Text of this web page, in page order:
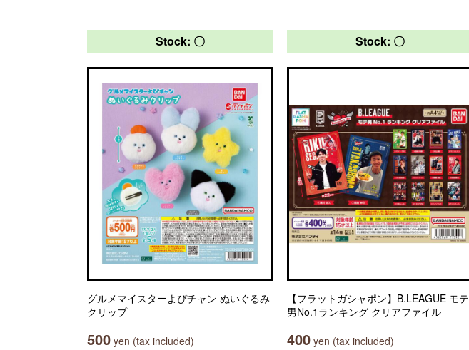
Stock: 〇
グルメマイスターよぴチャン ぬいぐるみ
クリップ
500 yen (tax included)
Stock: 〇
【フラットガシャポン】B.LEAGUE モテ
男No.1ランキング クリアファイル
400 yen (tax included)